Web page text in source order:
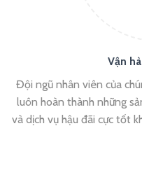
Vận
Đội ngũ nhân viên của
luôn hoàn thành những
và dịch vụ hậu đãi cực tốt